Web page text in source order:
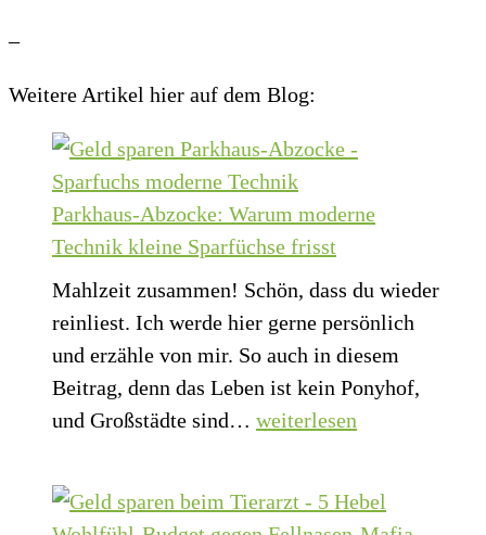
–
Weitere Artikel hier auf dem Blog:
Parkhaus-Abzocke: Warum moderne
Technik kleine Sparfüchse frisst
Mahlzeit zusammen! Schön, dass du wieder
reinliest. Ich werde hier gerne persönlich
und erzähle von mir. So auch in diesem
Beitrag, denn das Leben ist kein Ponyhof,
und Großstädte sind… Parkhaus-
moderne
weiterlesen